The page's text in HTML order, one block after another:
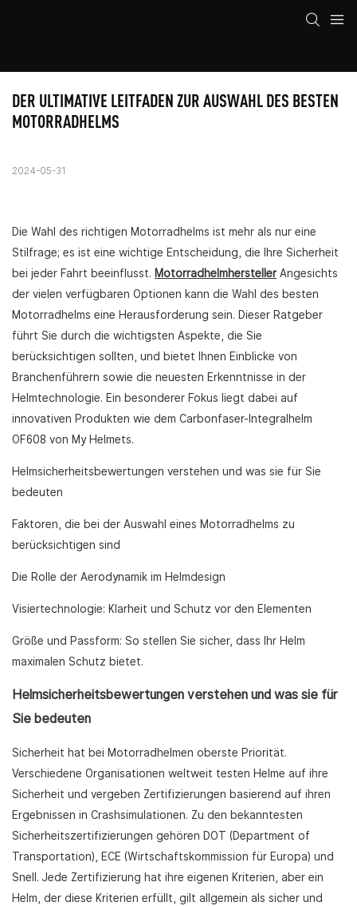
DER ULTIMATIVE LEITFADEN ZUR AUSWAHL DES BESTEN
MOTORRADHELMS
2024-05-31
Die Wahl des richtigen Motorradhelms ist mehr als nur eine
Stilfrage; es ist eine wichtige Entscheidung, die Ihre Sicherheit
bei jeder Fahrt beeinflusst. MotorradhelmherstellerAngesichts
der vielen verfügbaren Optionen kann die Wahl des besten
Motorradhelms eine Herausforderung sein. Dieser Ratgeber
führt Sie durch die wichtigsten Aspekte, die Sie
berücksichtigen sollten, und bietet Ihnen Einblicke von
Branchenführern sowie die neuesten Erkenntnisse in der
Helmtechnologie. Ein besonderer Fokus liegt dabei auf
innovativen Produkten wie dem Carbonfaser-Integralhelm
OF608 von My Helmets.
Helmsicherheitsbewertungen verstehen und was sie für Sie
bedeuten
Faktoren, die bei der Auswahl eines Motorradhelms zu
berücksichtigen sind
Die Rolle der Aerodynamik im Helmdesign
Visiertechnologie: Klarheit und Schutz vor den Elementen
Größe und Passform: So stellen Sie sicher, dass Ihr Helm
maximalen Schutz bietet.
Helmsicherheitsbewertungen verstehen und was sie für
Sie bedeuten
Sicherheit hat bei Motorradhelmen oberste Priorität.
Verschiedene Organisationen weltweit testen Helme auf ihre
Sicherheit und vergeben Zertifizierungen basierend auf ihren
Ergebnissen in Crashsimulationen. Zu den bekanntesten
Sicherheitszertifizierungen gehören DOT (Department of
Transportation), ECE (Wirtschaftskommission für Europa) und
Snell. Jede Zertifizierung hat ihre eigenen Kriterien, aber ein
Helm, der diese Kriterien erfüllt, gilt allgemein als sicher und